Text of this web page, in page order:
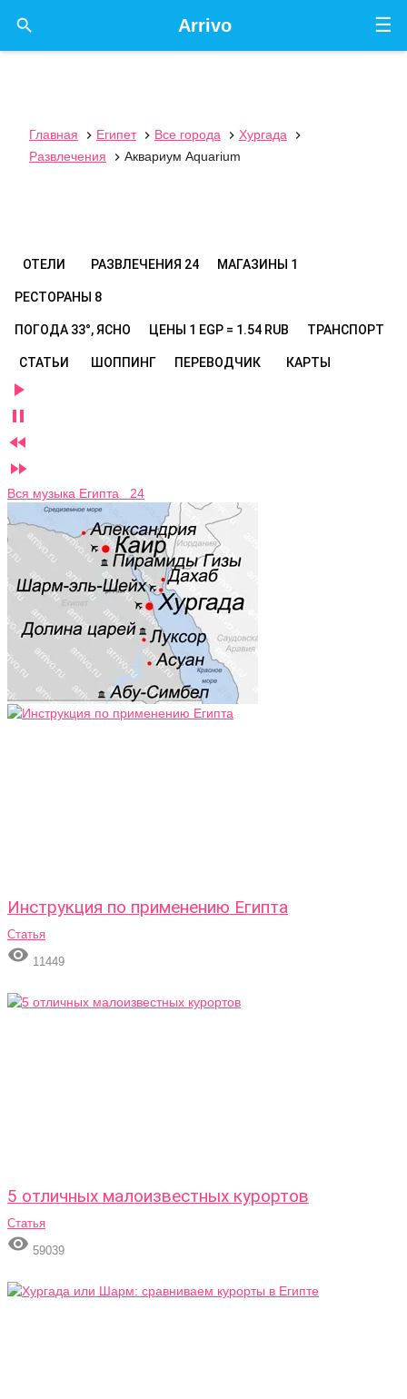
☰
Arrivo

Главная  Египет  Все города  Хургада

Развлечения
 Аквариум Aquarium
ОТЕЛИ РАЗВЛЕЧЕНИЯ 24 МАГАЗИНЫ 1
РЕСТОРАНЫ 8
ПОГОДА 33°, ЯСНО ЦЕНЫ 1 EGP = 1.54 RUB ТРАНСПОРТ
СТАТЬИ ШОППИНГ ПЕРЕВОДЧИК КАРТЫ




Вся музыка Египта 24
Инструкция по применению Египта
Статья
 11449
5 отличных малоизвестных курортов
Статья
 59039